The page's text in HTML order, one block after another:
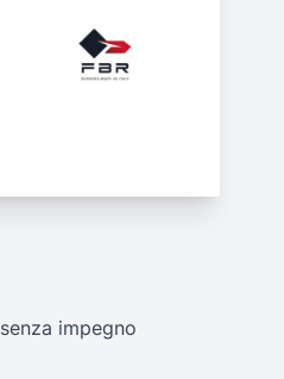
senza impegno